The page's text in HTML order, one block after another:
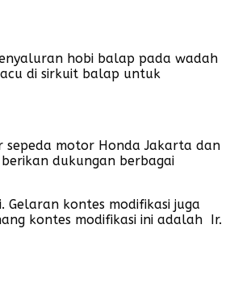
hobi balap pada wadah
di sirkuit balap untuk
sepeda motor Honda Jakarta dan
dukungan berbagai
kontes modifikasi juga
kontes modifikasi ini adalah Ir.